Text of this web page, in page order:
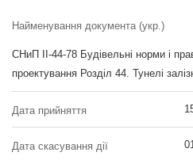
Найменування документа (укр.)
СНиП II-44-78 Будівельні норми і
проектування Розділ 44. Тунелі
Дата прийняття
Дата скасування дії